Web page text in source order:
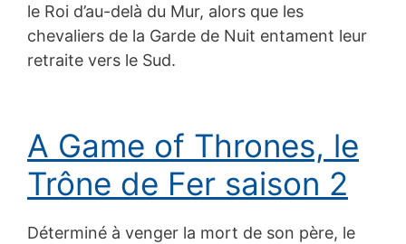
le Roi d’au-delà du Mur, alors que les
chevaliers de la Garde de Nuit entament leur
retraite vers le Sud.
A Game of Thrones, le
Trône de Fer saison 2
Déterminé à venger la mort de son père, le